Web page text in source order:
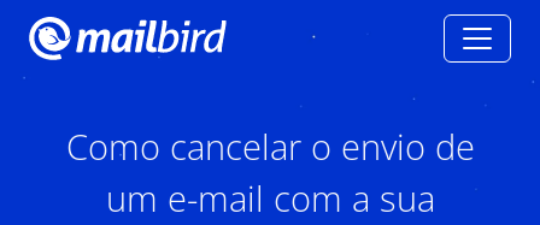
Como cancelar o envio de
um e-mail com a sua